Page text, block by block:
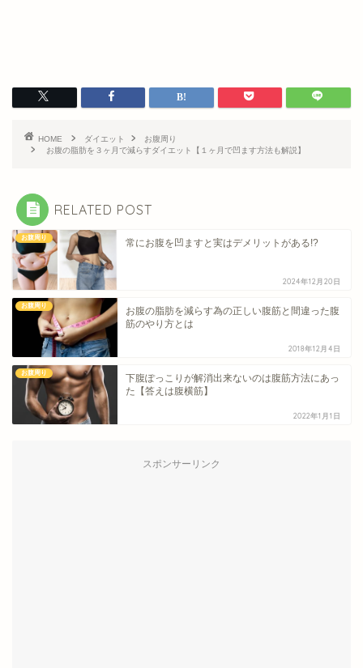
HOME ダイエット
お腹周り
お腹の脂肪を３ヶ月で減らすダイエット【１ヶ月で凹ます方法も解説】
RELATED POST
お腹周り 常にお腹を凹ますと実はデメリットがある!?
2024年12月20日
お腹周り
お腹の脂肪を減らす為の正しい腹筋と間違った腹
筋のやり方とは
2018年12月4日
お腹周り
下腹ぽっこりが解消出来ないのは腹筋方法にあっ
た【答えは腹横筋】
2022年1月1日
スポンサーリンク